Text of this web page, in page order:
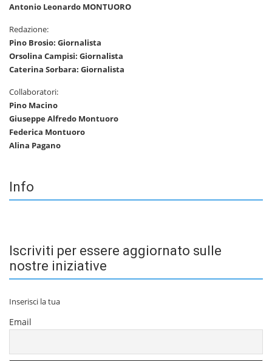
Antonio Leonardo MONTUORO
Redazione:
Pino Brosio: Giornalista
Orsolina Campisi: Giornalista
Caterina Sorbara: Giornalista
Collaboratori:
Pino Macino
Giuseppe Alfredo Montuoro
Federica Montuoro
Alina Pagano
Info
Iscriviti per essere aggiornato sulle
nostre iniziative
Inserisci la tua
Email